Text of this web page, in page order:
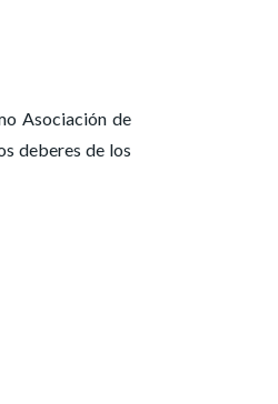
Asociación de
deberes de los